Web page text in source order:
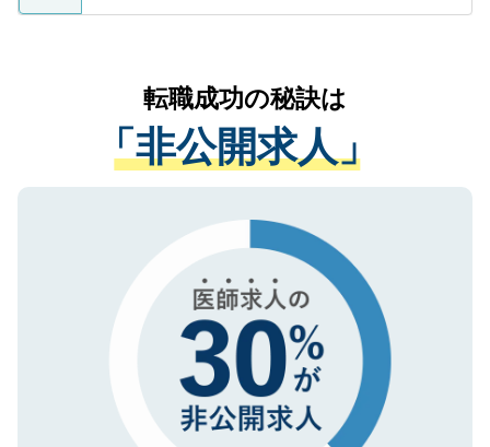
ているすべての個人データはご本人の許可
は、個人情報の取り扱いについての厳密な
管理基準を満たした事業者のみに付与され
る、プライバシーマークを取得済みです。
で、機密保持に関してもご安心ください。
かがいして、現在の医療機関の状況や紹介
経験をまじえながら、適切なアドバイスを
させていただきます。すぐにご転職をされ
ない方には、長期的なサポートが可能です
ので、まずはご登録ください。
転職成功の秘訣は
「非公開求人」